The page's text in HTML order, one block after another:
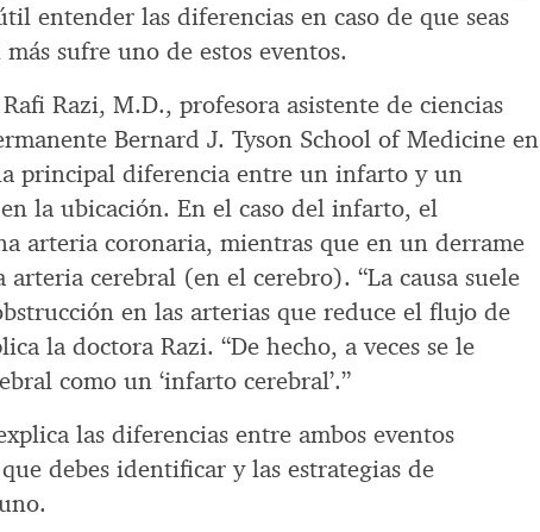
entender las diferencias en caso de que seas
sufre uno de estos eventos.
Razi, M.D., profesora asistente de ciencias
Bernard J. Tyson School of Medicine en
principal diferencia entre un infarto y un
la ubicación. En el caso del infarto, el
arteria coronaria, mientras que en un derrame
cerebral (en el cerebro). “La causa suele
en las arterias que reduce el flujo de
la doctora Razi. “De hecho, a veces se le
como un ‘infarto cerebral’.”
las diferencias entre ambos eventos
debes identificar y las estrategias de